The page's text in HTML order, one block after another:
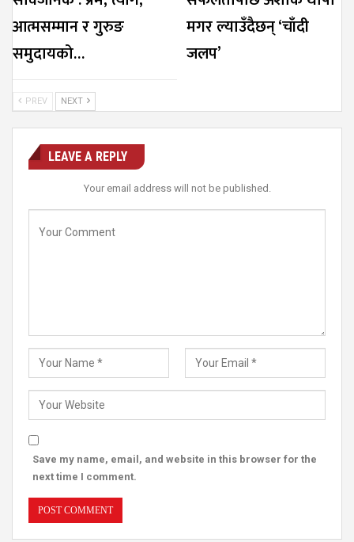
आत्मसम्मान र गुरुङ
समुदायको…
मगर ल्याउँदैछन् ‘चाँदी
जलप’
PREV NEXT
LEAVE A REPLY
Your email address will not be published.
Save my name, email, and website in this browser for the
next time I comment.